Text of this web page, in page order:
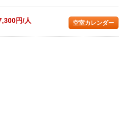
円/人 空室カレンダー